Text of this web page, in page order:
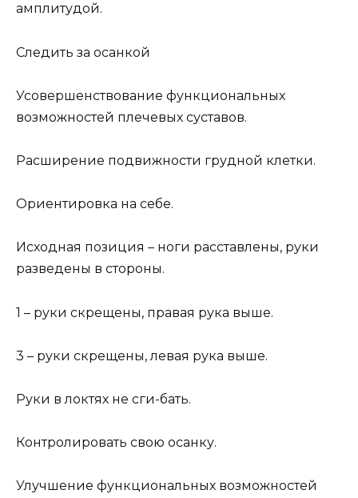
амплитудой.
Следить за осанкой
Усовершенствование функциональных
возможностей плечевых суставов.
Расширение подвижности грудной клетки.
Ориентировка на себе.
Исходная позиция – ноги расставлены, руки
разведены в стороны.
1 – руки скрещены, правая рука выше.
3 – руки скрещены, левая рука выше.
Руки в локтях не сги-бать.
Контролировать свою осанку.
Улучшение функциональных возможностей